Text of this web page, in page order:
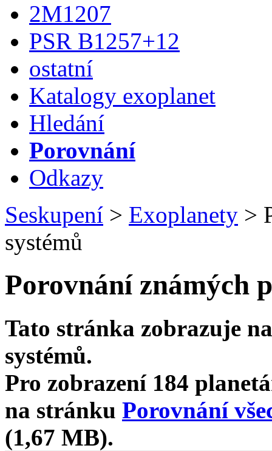
2M1207
PSR B1257+12
ostatní
Katalogy exoplanet
Hledání
Porovnání
Odkazy
Seskupení > Exoplanety >
systémů
Porovnání známých
Tato stránka zobrazuje
systémů.
Pro zobrazení 184
na stránku Porovnání
(1,67 MB).